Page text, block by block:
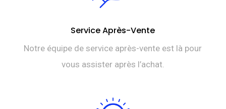
Service Après-Vente
Notre équipe de service après-vente est là pour
vous assister après l’achat.